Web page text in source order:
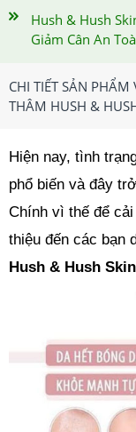
Hush & Hush
Giảm Cân An
CHI TIẾT SẢN
THÂM HUSH &
Hiện nay, tình
phổ biến và đây
Chính vì thế để
thiệu đến các bạn
Hush & Hush